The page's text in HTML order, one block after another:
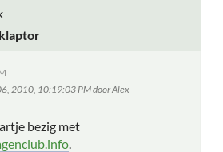
2010, 10:19:03 PM door Alex
bezig met